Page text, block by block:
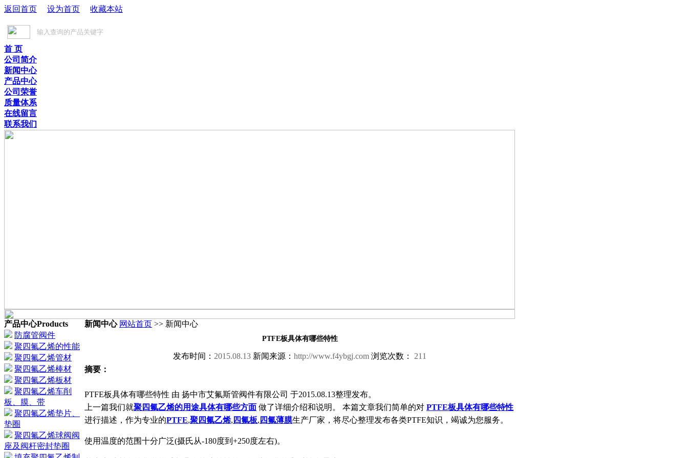
返回首页 设为首页 收藏本站
首 页
公司简介
新闻中心
产品中心
公司荣誉
质量体系
在线留言
联系我们
产品中心Products
防腐管阀件
聚四氟乙烯的性能
聚四氟乙烯管材
聚四氟乙烯棒材
聚四氟乙烯板材
聚四氟乙烯车削
板、膜、带
聚四氟乙烯垫片、
垫圈
聚四氟乙烯球阀阀
座及阀杆密封垫圈
新闻中心 网站首页 >> 新闻中心
PTFE板具体有哪些特性
发布时间： 2015.08.13 新闻来源： http://www.f4ybgj.com 浏览次数：
211
摘要：
PTFE板具体有哪些特性 由 扬中市艾氟斯管阀件有限公司 于2015.08.13整理发布。
上一篇我们就聚四氟乙烯的用途具体有哪些方面 做了详细介绍和说明。 本篇文章我们简单的对 PTFE板具体有哪些特性
进行描述，作为专业的PTFE,聚四氟乙烯, 四氟板, 四氟薄膜生产厂家，将尽心整理发布各类PTFE知识，竭诚为您服务。
使用温度的范围十分广泛(摄氏从-180度到+250度左右)。